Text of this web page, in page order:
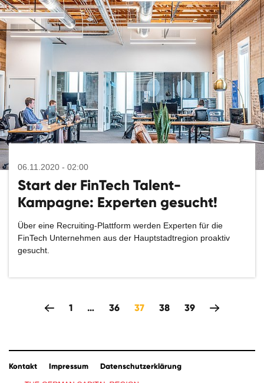
06.11.2020 - 02:00
Start der FinTech Talent-
Kampagne: Experten gesucht!
Über eine Recruiting-Plattform werden Experten für die
FinTech Unternehmen aus der Hauptstadtregion proaktiv
gesucht.
zeitlich rückwärts
1 … 36 37 38 39
Kontakt Impressum Datenschutzerklärung